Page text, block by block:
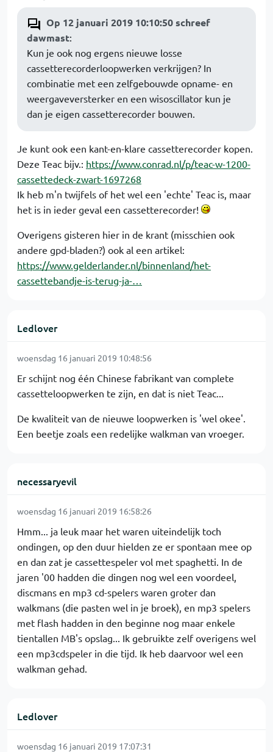
Op 12 januari 2019 10:10:50 schreef
dawmast:
Kun je ook nog ergens nieuwe losse
cassetterecorderloopwerken verkrijgen? In
combinatie met een zelfgebouwde opname- en
weergaveversterker en een wisoscillator kun je
dan je eigen cassetterecorder bouwen.
Je kunt ook een kant-en-klare cassetterecorder kopen.
Deze Teac bijv.: https://www.conrad.nl/p/teac-w-1200-
cassettedeck-zwart-1697268
Ik heb m'n twijfels of het wel een 'echte' Teac is, maar
het is in ieder geval een cassetterecorder!
Overigens gisteren hier in de krant (misschien ook
andere gpd-bladen?) ook al een artikel:
https://www.gelderlander.nl/binnenland/het-
cassettebandje-is-terug-ja-…
Ledlover
woensdag 16 januari 2019 10:48:56
Er schijnt nog één Chinese fabrikant van complete
cassetteloopwerken te zijn, en dat is niet Teac...
De kwaliteit van de nieuwe loopwerken is 'wel okee'.
Een beetje zoals een redelijke walkman van vroeger.
necessaryevil
woensdag 16 januari 2019 16:58:26
Hmm... ja leuk maar het waren uiteindelijk toch
ondingen, op den duur hielden ze er spontaan mee op
en dan zat je cassettespeler vol met spaghetti. In de
jaren '00 hadden die dingen nog wel een voordeel,
discmans en mp3 cd-spelers waren groter dan
walkmans (die pasten wel in je broek), en mp3 spelers
met flash hadden in den beginne nog maar enkele
tientallen MB's opslag... Ik gebruikte zelf overigens wel
een mp3cdspeler in die tijd. Ik heb daarvoor wel een
walkman gehad.
Ledlover
woensdag 16 januari 2019 17:07:31